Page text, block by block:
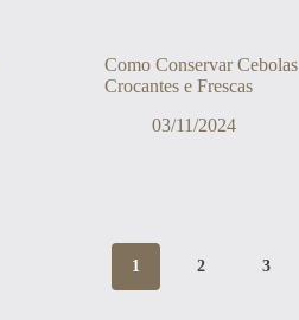
Como Conservar Cebolas
Crocantes e Frescas
03/11/2024
1 2 3